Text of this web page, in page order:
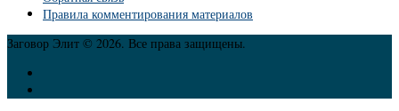
Правила комментирования материалов
Заговор Элит © 2026. Все права защищены.